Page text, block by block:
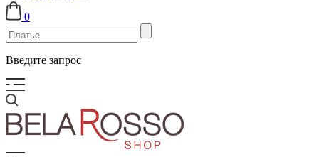
0
Введите запрос